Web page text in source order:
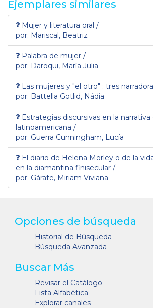
Ejemplares similares
Mujer y literatura oral /
por: Mariscal, Beatriz
Palabra de mujer /
por: Daroqui, María Julia
Las mujeres y "el otro" : tres
por: Battella Gotlid, Nádia
Estrategias discursivas en la
latinoamericana /
por: Guerra Cunningham, Lucía
El diario de Helena Morley o de la
en la diamantina finisecular /
por: Gárate, Miriam Viviana
Opciones de búsqueda
Historial de Búsqueda
Búsqueda Avanzada
Buscar Más
Revisar el Catálogo
Lista Alfabética
Explorar canales